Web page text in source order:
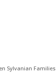
Sylvanian Families